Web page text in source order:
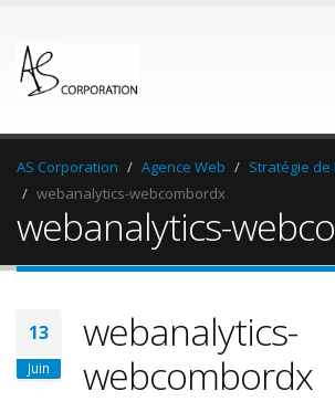
AS Corporation Agence Web
Stratégie de
webanalytics-webcombordx
webanalytics-
13
Juin
webanalytics-
webcombordx